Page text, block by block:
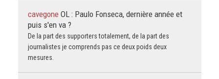
cavegone OL : Paulo Fonseca, dernière année et
puis s'en va ?
De la part des supporters totalement, de la part des
journalistes je comprends pas ce deux poids deux
mesures.